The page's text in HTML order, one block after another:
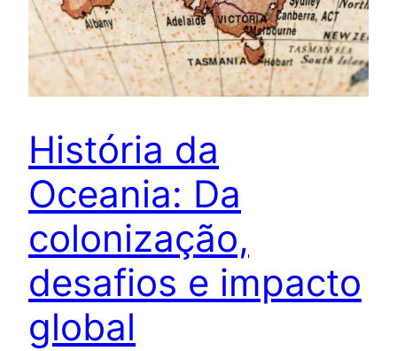
História da
Oceania: Da
colonização,
desafios e impacto
global